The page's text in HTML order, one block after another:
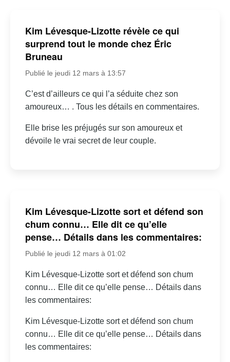
Kim Lévesque-Lizotte révèle ce qui
surprend tout le monde chez Éric
Bruneau
Publié le jeudi 12 mars à 13:57
C’est d’ailleurs ce qui l’a séduite chez son
amoureux… . Tous les détails en commentaires.
Elle brise les préjugés sur son amoureux et
dévoile le vrai secret de leur couple.
Kim Lévesque-Lizotte sort et défend son
chum connu… Elle dit ce qu’elle
pense… Détails dans les commentaires:
Publié le jeudi 12 mars à 01:02
Kim Lévesque-Lizotte sort et défend son chum
connu… Elle dit ce qu’elle pense… Détails dans
les commentaires:
Kim Lévesque-Lizotte sort et défend son chum
connu… Elle dit ce qu’elle pense… Détails dans
les commentaires: